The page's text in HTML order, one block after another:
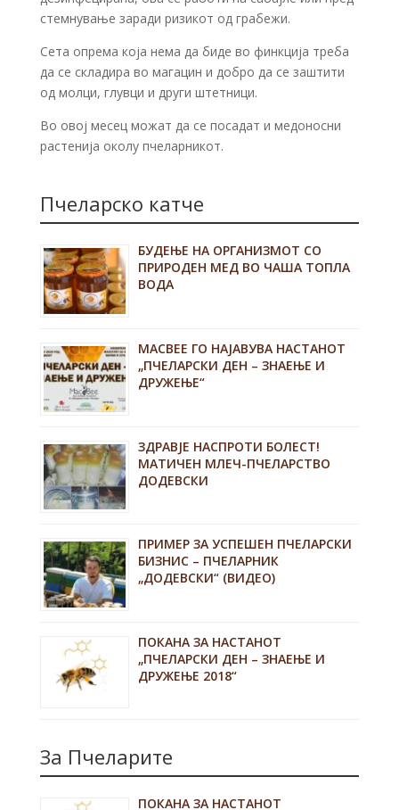
стемнување заради ризикот од грабежи.
Сета опрема која нема да биде во финкција треба
да се складира во магацин и добро да се заштити
од молци, глувци и други штетници.
Во овој месец можат да се посадат и медoносни
растенија околу пчеларникот.
Пчеларско катче
БУДЕЊЕ НА ОРГАНИЗМОТ СО
ПРИРОДЕН МЕД ВО ЧАША ТОПЛА
ВОДА
MACBEE ГО НАЈАВУВА НАСТАНОТ
„ПЧЕЛАРСКИ ДЕН – ЗНАЕЊЕ И
ДРУЖЕЊЕ“
ЗДРАВЈЕ НАСПРОТИ БОЛЕСТ!
МАТИЧЕН МЛЕЧ-ПЧЕЛАРСТВО
ДОДЕВСКИ
ПРИМЕР ЗА УСПЕШЕН ПЧЕЛАРСКИ
БИЗНИС – ПЧЕЛАРНИК
„ДОДЕВСКИ“ (ВИДЕО)
ПОКАНА ЗА НАСТАНОТ
„ПЧЕЛАРСКИ ДЕН – ЗНАЕЊЕ И
ДРУЖЕЊЕ 2018“
За Пчеларите
ПОКАНА ЗА НАСТАНОТ